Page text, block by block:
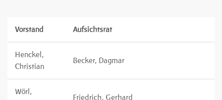
Vorstand Aufsichtsrat
Henckel,
Christian
Becker, Dagmar
Wörl,
Friedrich, Gerhard